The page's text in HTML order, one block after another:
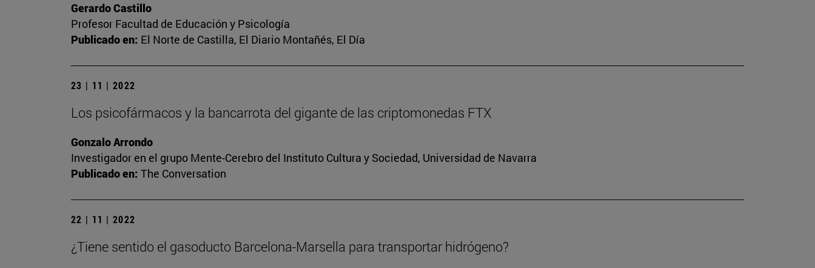
Gerardo Castillo
Profesor Facultad de Educación y Psicología
Publicado en: El Norte de Castilla, El Diario Montañés, El Día
23 | 11 | 2022
Los psicofármacos y la bancarrota del gigante de las criptomonedas FTX
Gonzalo Arrondo
Investigador en el grupo Mente-Cerebro del Instituto Cultura y Sociedad, Universidad de Navarra
Publicado en: The Conversation
22 | 11 | 2022
¿Tiene sentido el gasoducto Barcelona-Marsella para transportar hidrógeno?